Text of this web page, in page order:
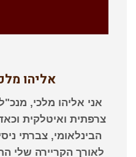
אליהו
אני אליהו מלכי,
צרפתית ואיטלקית
הבינלאומי, צברתי
לאורך הקריירה שלי